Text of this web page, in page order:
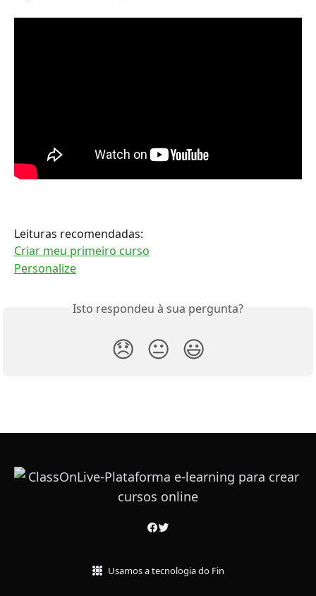
Leituras recomendadas:
Criar meu primeiro curso
Personalize
Isto respondeu à sua pergunta?
😞 😐 😃
Usamos a tecnologia do Fin